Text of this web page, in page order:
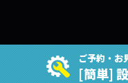
ご予約・お
[簡単]